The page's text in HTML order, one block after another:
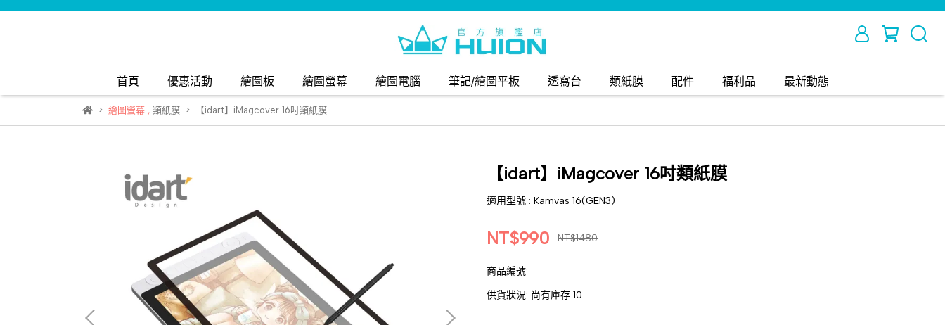
首頁 優惠活動 繪圖板 繪圖螢幕 繪圖電腦 筆記/繪圖平板 透寫台 類紙膜 配件 福利品 最新動態
繪圖螢幕, 類紙膜 【idart】iMagcover 16吋類紙膜
【idart】iMagcover 16吋類紙膜
適用型號 : Kamvas 16(GEN3)
NT$990 NT$1480
商品編號:
供貨狀況: 尚有庫存 10